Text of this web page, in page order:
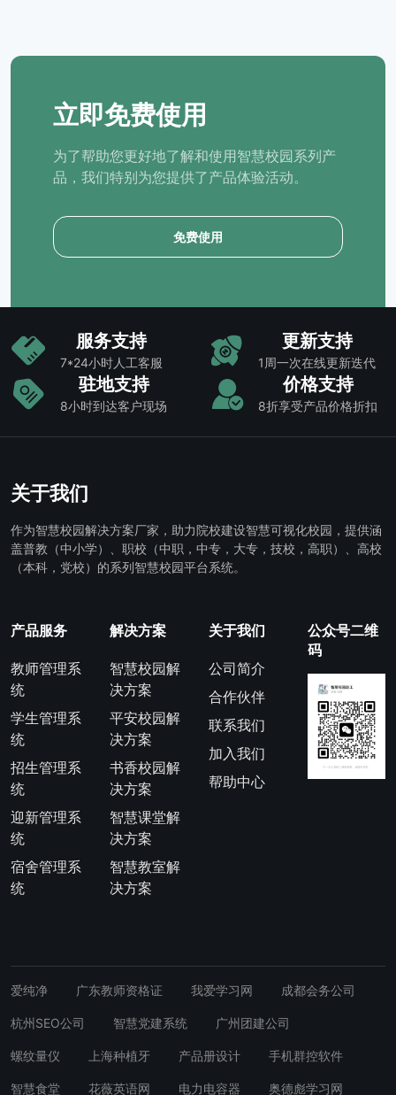
立即免费使用
为了帮助您更好地了解和使用智慧校园系列产
品，我们特别为您提供了产品体验活动。
免费使用
服务支持
7*24小时人工客服
更新支持
1周一次在线更新迭代
驻地支持
8小时到达客户现场
价格支持
8折享受产品价格折扣
关于我们
作为智慧校园解决方案厂家，助力院校建设智慧可视化校园，提供涵
盖普教（中小学）、职校（中职，中专，大专，技校，高职）、高校
（本科，党校）的系列智慧校园平台系统。
产品服务
教师管理系
统
学生管理系
统
招生管理系
统
迎新管理系
统
宿舍管理系
统
解决方案
智慧校园解
决方案
平安校园解
决方案
书香校园解
决方案
智慧课堂解
决方案
智慧教室解
决方案
关于我们
公司简介
合作伙伴
联系我们
加入我们
帮助中心
公众号二维
码
爱纯净 广东教师资格证 我爱学习网 成都会务公司
杭州SEO公司 智慧党建系统 广州团建公司
螺纹量仪 上海种植牙 产品册设计 手机群控软件
智慧食堂 花薇英语网 电力电容器 奥德彪学习网